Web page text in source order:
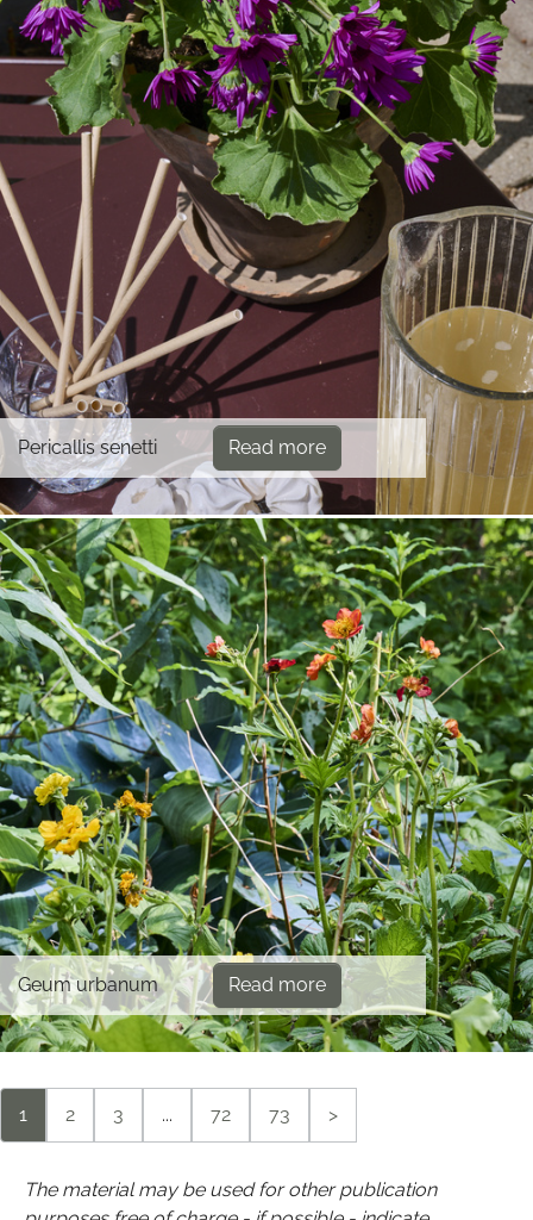
Pericallis senetti Read more
Geum urbanum Read more
1 2 3 ... 72 73 >
The material may be used for other publication